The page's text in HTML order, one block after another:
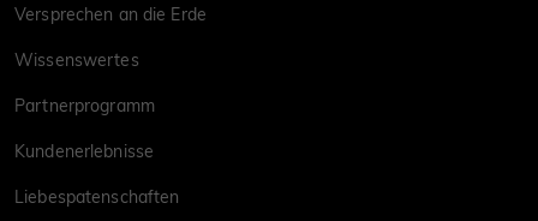
Versprechen an die Erde
Wissenswertes
Partnerprogramm
Kundenerlebnisse
Liebespatenschaften